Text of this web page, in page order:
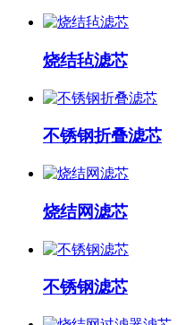
烧结毡滤芯
不锈钢折叠滤芯
烧结网滤芯
不锈钢滤芯